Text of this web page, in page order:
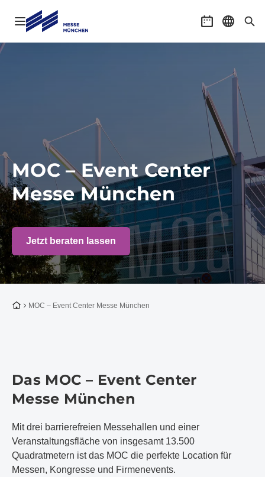
Navigation öffnen Sprache
MOC – Event Center
Messe München
Jetzt beraten lassen
Zur Startseite
MOC – Event Center Messe München
Das MOC – Event Center
Messe München
Mit drei barrierefreien Messehallen und einer
Veranstaltungsfläche von insgesamt 13.500
Quadratmetern ist das MOC die perfekte Location für
Messen, Kongresse und Firmenevents.